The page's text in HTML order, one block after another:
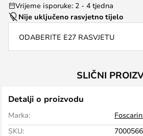
Vrijeme isporuke: 2 - 4 tjedna
Nije uključeno rasvjetno tijelo
ODABERITE E27 RASVJETU
SLIČNI
Detalji o proizvodu
Marka:
SKU: